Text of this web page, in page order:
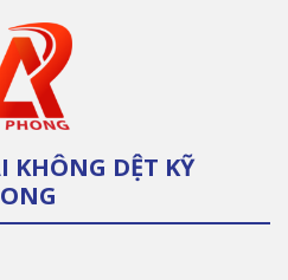
KHÔNG DỆT KỸ